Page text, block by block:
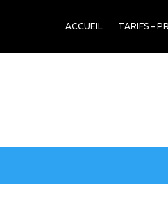
ACCUEIL TARIFS –